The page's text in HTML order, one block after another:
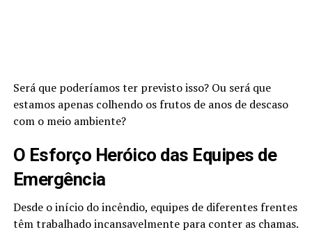
Será que poderíamos ter previsto isso? Ou será que
estamos apenas colhendo os frutos de anos de descaso
com o meio ambiente?
O Esforço Heróico das Equipes de
Emergência
Desde o início do incêndio, equipes de diferentes frentes
têm trabalhado incansavelmente para conter as chamas.